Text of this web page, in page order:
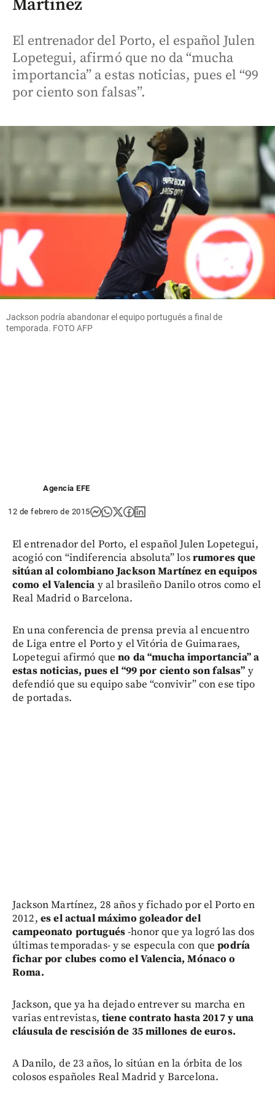
Martínez
El entrenador del Porto, el español Julen
Lopetegui, afirmó que no da “mucha
importancia” a estas noticias, pues el “99
por ciento son falsas”.
Jackson podría abandonar el equipo portugués a final de
temporada. FOTO AFP
Agencia EFE
12 de febrero de 2015
El entrenador del Porto, el español Julen Lopetegui,
acogió con “indiferencia absoluta” losrumores que
sitúan al colombiano Jackson Martínez en equipos
como el Valencia y al brasileño Danilo otros como el
Real Madrid o Barcelona.
En una conferencia de prensa previa al encuentro
de Liga entre el Porto y el Vitória de Guimaraes,
Lopetegui afirmó queno da “mucha importancia” a
estas noticias, pues el “99 por ciento son falsas” y
defendió que su equipo sabe “convivir” con ese tipo
de portadas.
Jackson Martínez, 28 años y fichado por el Porto en
2012, es el actual máximo goleador del
campeonato portugués-honor que ya logró las dos
últimas temporadas- y se especula con quepodría
fichar por clubes como el Valencia, Mónaco o
Roma.
Jackson, que ya ha dejado entrever su marcha en
varias entrevistas, tiene contrato hasta 2017 y una
cláusula de rescisión de 35 millones de euros.
A Danilo, de 23 años, lo sitúan en la órbita de los
colosos españoles Real Madrid y Barcelona.